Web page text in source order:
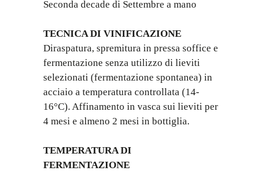
Seconda decade di Settembre a mano
TECNICA DI VINIFICAZIONE
Diraspatura, spremitura in pressa soffice e
fermentazione senza utilizzo di lieviti
selezionati (fermentazione spontanea) in
acciaio a temperatura controllata (14-
16°C). Affinamento in vasca sui lieviti per
4 mesi e almeno 2 mesi in bottiglia.
TEMPERATURA DI
FERMENTAZIONE